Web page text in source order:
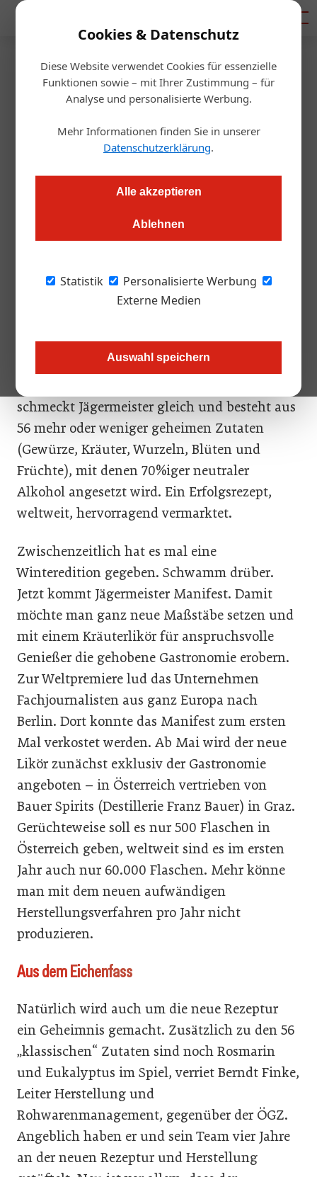
Cookies & Datenschutz
Diese Website verwendet Cookies für essenzielle
Funktionen sowie – mit Ihrer Zustimmung – für
Analyse und personalisierte Werbung.
Mehr Informationen finden Sie in unserer
Datenschutzerklärung.
Alle akzeptieren
Ablehnen
Statistik
Personalisierte Werbung
Externe Medien
Auswahl speichern
Startseite/Getränke
Neu von Jägermeister: Das
Manifest
Szene ist nicht genug: Jägermeister möchte den
Premiummarkt erobern und launcht einen neuen Kräuterlikör
Junge Leute, die Shots mit Jägermeister
trinken, sind den weltberühmten
genug. Deshalb lancieren sie die erste
Premium Line Extension der
schmeckt Jägermeister gleich und besteht aus
56 mehr oder weniger geheimen Zutaten
(Gewürze, Kräuter, Wurzeln, Blüten und
Früchte), mit denen 70%iger neutraler
Alkohol angesetzt wird. Ein Erfolgsrezept,
weltweit, hervorragend vermarktet.
Zwischenzeitlich hat es mal eine
Winteredition gegeben. Schwamm drüber.
Jetzt kommt Jägermeister Manifest. Damit
möchte man ganz neue Maßstäbe setzen und
mit einem Kräuterlikör für anspruchsvolle
Genießer die gehobene Gastronomie erobern.
Zur Weltpremiere lud das Unternehmen
Fachjournalisten aus ganz Europa nach
Berlin. Dort konnte das Manifest zum ersten
Mal verkostet werden. Ab Mai wird der neue
Likör zunächst exklusiv der Gastronomie
angeboten – in Österreich vertrieben von
Bauer Spirits (Destillerie Franz Bauer) in Graz.
Gerüchteweise soll es nur 500 Flaschen in
Österreich geben, weltweit sind es im ersten
Jahr auch nur 60.000 Flaschen. Mehr könne
man mit dem neuen aufwändigen
Herstellungsverfahren pro Jahr nicht
produzieren.
Aus dem Eichenfass
Natürlich wird auch um die neue Rezeptur
ein Geheimnis gemacht. Zusätzlich zu den 56
„klassischen“ Zutaten sind noch Rosmarin
und Eukalyptus im Spiel, verriet Berndt Finke,
Leiter Herstellung und
Rohwarenmanagement, gegenüber der ÖGZ.
Angeblich haben er und sein Team vier Jahre
an der neuen Rezeptur und Herstellung